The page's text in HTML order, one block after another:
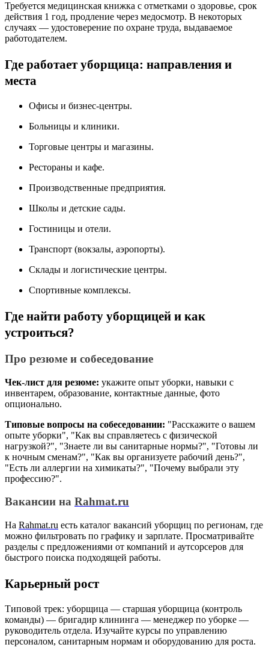
Требуется медицинская книжка с отметками о здоровье, срок
действия 1 год, продление через медосмотр. В некоторых
случаях — удостоверение по охране труда, выдаваемое
работодателем.
Где работает уборщица: направления и
места
Офисы и бизнес-центры.
Больницы и клиники.
Торговые центры и магазины.
Рестораны и кафе.
Производственные предприятия.
Школы и детские сады.
Гостиницы и отели.
Транспорт (вокзалы, аэропорты).
Склады и логистические центры.
Спортивные комплексы.
Где найти работу уборщицей и как
устроиться?
Про резюме и собеседование
Чек-лист для резюме: укажите опыт уборки, навыки с
инвентарем, образование, контактные данные, фото
опционально.
Типовые вопросы на собеседовании: "Расскажите о вашем
опыте уборки", "Как вы справляетесь с физической
нагрузкой?", "Знаете ли вы санитарные нормы?", "Готовы ли
к ночным сменам?", "Как вы организуете рабочий день?",
"Есть ли аллергии на химикаты?", "Почему выбрали эту
профессию?".
Вакансии на Rahmat.ru
На Rahmat.ru есть каталог вакансий уборщиц по регионам, где
можно фильтровать по графику и зарплате. Просматривайте
разделы с предложениями от компаний и аутсорсеров для
быстрого поиска подходящей работы.
Карьерный рост
Типовой трек: уборщица — старшая уборщица (контроль
команды) — бригадир клининга — менеджер по уборке —
руководитель отдела. Изучайте курсы по управлению
персоналом, санитарным нормам и оборудованию для роста.